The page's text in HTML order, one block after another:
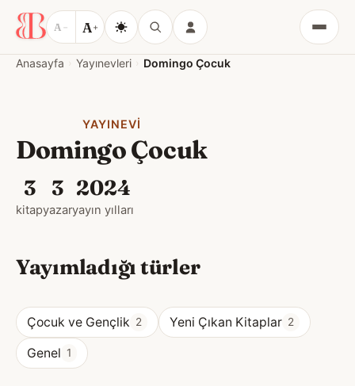
A − A+
Menü
Anasayfa Yayınevleri Domingo Çocuk
YAYINEVI
Domingo Çocuk
3
kitap
3
yazar
2024
yayın yılları
Yayımladığı türler
Çocuk ve Gençlik 2 Yeni Çıkan Kitaplar 2
Genel 1